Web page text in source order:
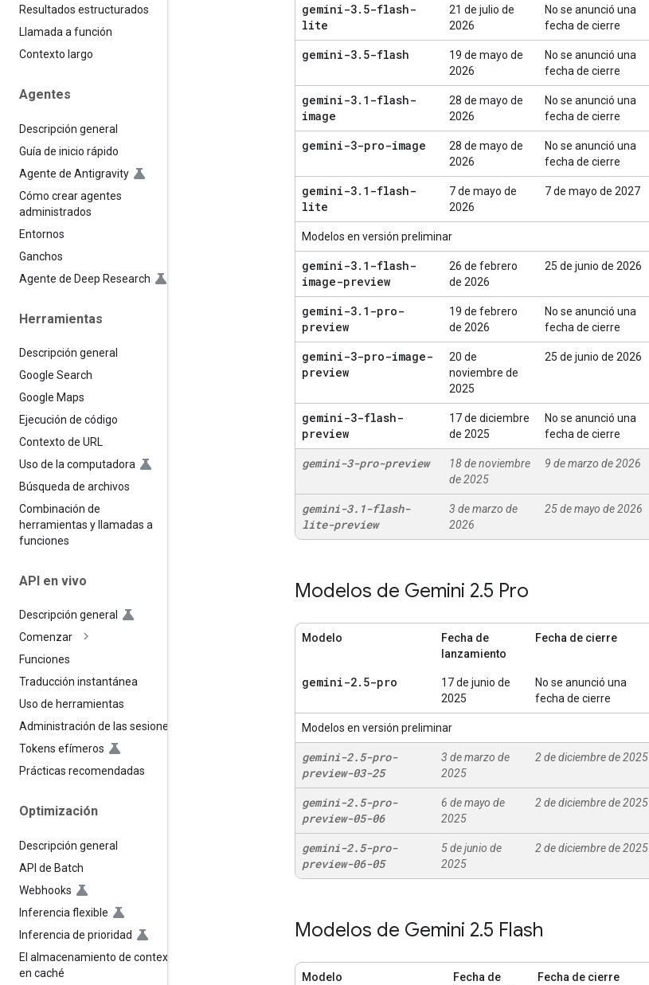
Resultados estructurados
Llamada a función
Contexto largo
Agentes
Descripción general
Guía de inicio rápido
Agente de Antigravity
Cómo crear agentes
administrados
Entornos
Ganchos
Agente de Deep Research
Herramientas
Descripción general
Google Search
Google Maps
Ejecución de código
Contexto de URL
Uso de la computadora
Búsqueda de archivos
Combinación de
herramientas y llamadas a
funciones
API en vivo
Descripción general
Comenzar
Funciones
Traducción instantánea
Uso de herramientas
Administración de las sesiones
Tokens efímeros
Prácticas recomendadas
Optimización
Descripción general
API de Batch
Webhooks
Inferencia flexible
Inferencia de prioridad
El almacenamiento de contexto
en caché
gemini-3. 5-flash-
lite
21 de julio de
2026
No se anunció una
fecha de cierre
gemini-3. 5-flash
19 de mayo de
2026
No se anunció una
fecha de cierre
gemini-3. 1-flash-
image
28 de mayo de
2026
No se anunció una
fecha de cierre
gemini-3-pro-image
28 de mayo de
2026
No se anunció una
fecha de cierre
gemini-3. 1-flash-
lite
7 de mayo de
2026
7 de mayo de 2027
Modelos en versión preliminar
gemini-3. 1-flash-
image-preview
26 de febrero
de 2026
25 de junio de 2026
gemini-3. 1-pro-
preview
19 de febrero
de 2026
No se anunció una
fecha de cierre
gemini-3-pro-image-
preview
20 de
noviembre de
2025
25 de junio de 2026
gemini-3-flash-
preview
17 de diciembre
de 2025
No se anunció una
fecha de cierre
gemini-3-pro-preview
18 de noviembre
de 2025
9 de marzo de 2026
gemini-3. 1-flash-
lite-preview
3 de marzo de
2026
25 de mayo de 2026
Modelos de Gemini 2.5 Pro
Modelo
Fecha de
lanzamiento
Fecha de cierre
gemini-2. 5-pro
17 de junio de
2025
No se anunció una
fecha de cierre
Modelos en versión preliminar
gemini-2.5-pro-
preview-03-25
3 de marzo de
2025
2 de diciembre de 2025
gemini-2.5-pro-
preview-05-06
6 de mayo de
2025
2 de diciembre de 2025
gemini-2.5-pro-
preview-06-05
5 de junio de
2025
2 de diciembre de 2025
Modelos de Gemini 2.5 Flash
Modelo
Fecha de
Fecha de cierre